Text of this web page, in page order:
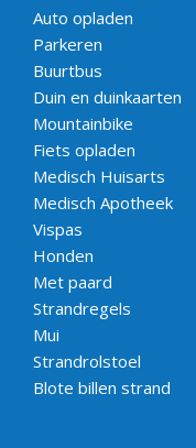
Auto opladen
Parkeren
Buurtbus
Duin en duinkaarten
Mountainbike
Fiets opladen
Medisch Huisarts
Medisch Apotheek
Vispas
Honden
Met paard
Strandregels
Mui
Strandrolstoel
Blote billen strand